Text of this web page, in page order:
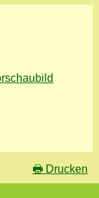
🖶 Drucken